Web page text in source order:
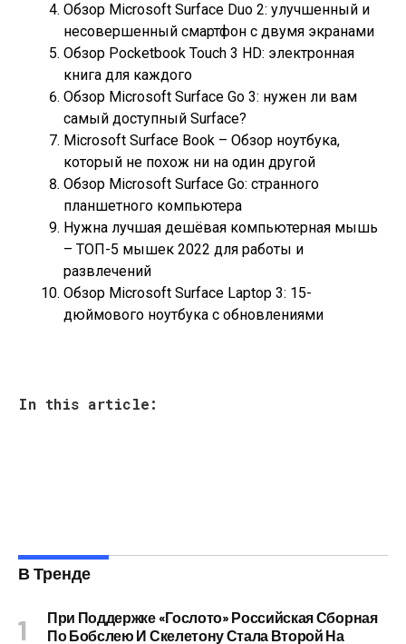
Обзор Microsoft Surface Duo 2: улучшенный и
несовершенный смартфон с двумя экранами
Обзор Pocketbook Touch 3 HD: электронная
книга для каждого
Обзор Microsoft Surface Go 3: нужен ли вам
самый доступный Surface?
Microsoft Surface Book – Обзор ноутбука,
который не похож ни на один другой
Обзор Microsoft Surface Go: странного
планшетного компьютера
Нужна лучшая дешёвая компьютерная мышь
– ТОП-5 мышек 2022 для работы и
развлечений
Обзор Microsoft Surface Laptop 3: 15-
дюймового ноутбука с обновлениями
In this article:
В Тренде
При Поддержке «Гослото» Российская Сборная
По Бобслею И Скелетону Стала Второй На